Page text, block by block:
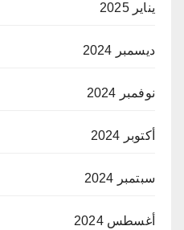
يناير 2025
ديسمبر 2024
نوفمبر 2024
أكتوبر 2024
سبتمبر 2024
أغسطس 2024